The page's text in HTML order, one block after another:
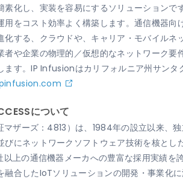
素化し、実装を容易にするソリューション
用をコスト効率よく構築します。通信機器向
化する、クラウドや、キャリア・モバイル
者や企業の物理的／仮想的なネットワーク
ます。IP Infusionはカリフォルニア州サンタ
について
マザーズ：4813）は、1984年の設立以来、
びにネットワークソフトウェア技術を核と
上の通信機器メーカへの豊富な採用実績を
融合したIoTソリューションの開発・事業化